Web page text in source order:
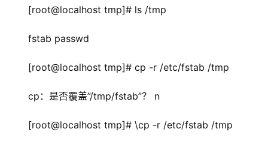
[root@localhost tmp]# ls /tmp
fstab passwd
[root@localhost tmp]# cp -r /etc/fstab /tmp
cp：是否覆盖”/tmp/fstab”？ n
[root@localhost tmp]# \cp -r /etc/fstab /tmp